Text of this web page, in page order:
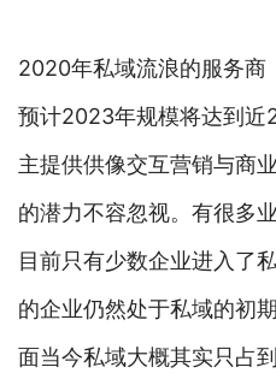
2020年私域流浪的服务商
预计2023年规模将达到近
主提供供像交互营销与商
的潜力不容忽视。有很多
目前只有少数企业进入了
的企业仍然处于私域的初
面当今私域大概其实只占